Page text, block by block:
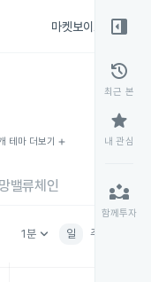
마켓보이스
테마 더보기 add
밸류체인
1분keyboard_arrow_down 일 주
right_panel_open
history
최근 본
star
내 관심
partner_exchange
함께투자